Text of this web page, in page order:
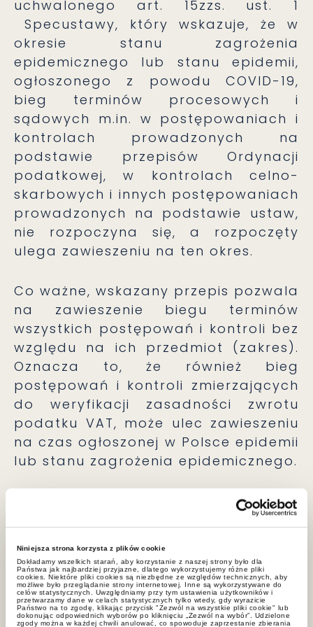
Niniejsza strona korzysta z plików cookie
Dokładamy wszelkich starań, aby korzystanie z naszej strony było dla
Państwa jak najbardziej przyjazne, dlatego wykorzystujemy różne pliki
cookies. Niektóre pliki cookies są niezbędne ze względów technicznych, aby
możliwe było przeglądanie strony internetowej. Inne są wykorzystywane do
celów statystycznych. Uwzględniamy przy tym ustawienia użytkowników i
przetwarzamy dane w celach statystycznych tylko wtedy, gdy wyrazicie
Państwo na to zgodę, klikając przycisk "Zezwól na wszystkie pliki cookie" lub
dokonując odpowiednich wyborów po kliknięciu „Zezwól na wybór”. Udzielone
zgody można w każdej chwili anulować, co spowoduje zaprzestanie zbierania
uchwalonego art. 15zzs. ust. 1
Specustawy, który wskazuje, że w
okresie stanu zagrożenia
epidemicznego lub stanu epidemii,
ogłoszonego z powodu COVID-19,
bieg terminów procesowych i
sądowych m.in. w postępowaniach i
kontrolach prowadzonych na
podstawie przepisów Ordynacji
podatkowej, w kontrolach celno-
skarbowych i innych postępowaniach
prowadzonych na podstawie ustaw,
nie rozpoczyna się, a rozpoczęty
ulega zawieszeniu na ten okres.
Co ważne, wskazany przepis pozwala
na zawieszenie biegu terminów
wszystkich postępowań i kontroli bez
względu na ich przedmiot (zakres).
Oznacza to, że również bieg
postępowań i kontroli zmierzających
do weryfikacji zasadności zwrotu
podatku VAT, może ulec zawieszeniu
na czas ogłoszonej w Polsce epidemii
lub stanu zagrożenia epidemicznego.
Specustawa bez
dopracowanych rozwiązań
Nie ulega wątpliwości, że rozwiązania
przewidziane Specustawą mają